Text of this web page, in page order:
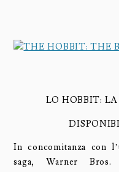
LO HOBBIT:
In concomitanza con
saga, Warner Bros.